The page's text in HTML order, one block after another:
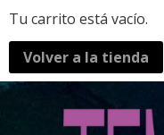
Tu carrito está vacío.
Volver a la tienda